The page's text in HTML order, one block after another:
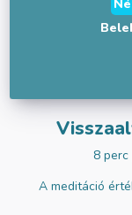
8 perc
A meditáció